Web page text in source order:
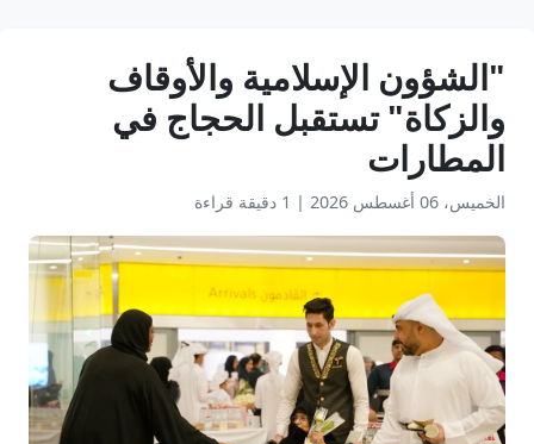
"الشؤون الإسلامية والأوقاف
والزكاة" تستقبل الحجاج في
المطارات
الخميس، 06 أغسطس 2026 | 1 دقيقة قراءة